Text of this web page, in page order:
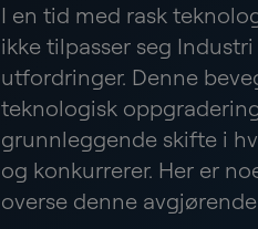
I en tid med rask
ikke tilpasser seg
utfordringer. Denne
teknologisk
grunnleggende skifte i
og konkurrerer. Her er
overse denne